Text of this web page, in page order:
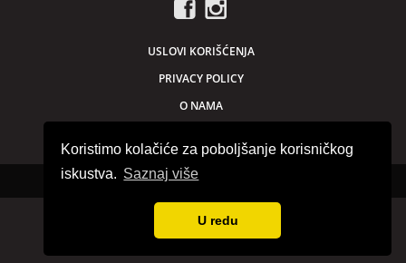
Koristimo kolačiće za poboljšanje korisničkog
iskustva. Saznaj više
U redu
USLOVI KORIŠĆENJA
PRIVACY POLICY
O NAMA
Sva prava zadržana © 2026. beogradnocu.com